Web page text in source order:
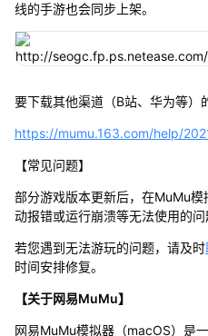
线的手游也会同步上架。
要下载其他渠道（B站、华为等）
https://mumu.163.com/help/
【常见问题】
部分游戏版本更新后，在MuMu
动报错或运行崩溃等无法使用的问
若您遇到无法游玩的问题，请及时
时间安排修复。
【关于网易MuMu】
网易MuMu模拟器（macOS）是